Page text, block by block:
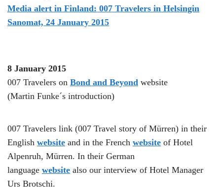
Media alert in Finland: 007 Travelers in Helsingin
Sanomat, 24 January 2015
8 January 2015
007 Travelers on Bond and Beyond website
(Martin Funke´s introduction)
007 Travelers link (007 Travel story of Mürren) in their
English website and in the French website of Hotel
Alpenruh, Mürren. In their German
language website also our interview of Hotel Manager
Urs Brotschi.